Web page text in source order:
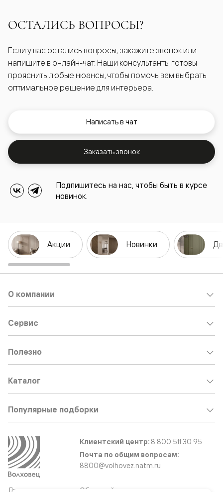
ОСТАЛИСЬ ВОПРОСЫ?
Если у вас остались вопросы, закажите звонок или
напишите в онлайн-чат. Наши консультанты готовы
прояснить любые нюансы, чтобы помочь вам выбрать
оптимальное решение для интерьера.
Написать в чат
Заказать звонок
Подпишитесь на нас, чтобы быть в курсе
новинок.
Акции Новинки
Двери
О компании
Сервис
Полезно
Каталог
Популярные подборки
Клиентский центр: 8 800 511 30 95
Почта по общим вопросам:
8800@volhovez.natm.ru
Обратный звонок